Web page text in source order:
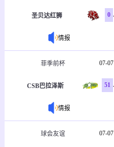
圣贝达红狮 0
情报
菲季前杯 07-
CSB巴拉泽斯 51
情报
球会友谊 07-